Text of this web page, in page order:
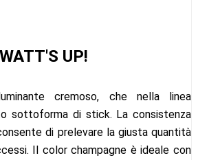
WATT'S UP!
cremoso, che nella linea
sottoforma di stick. La consistenza
di prelevare la giusta quantità
Il color champagne è ideale con